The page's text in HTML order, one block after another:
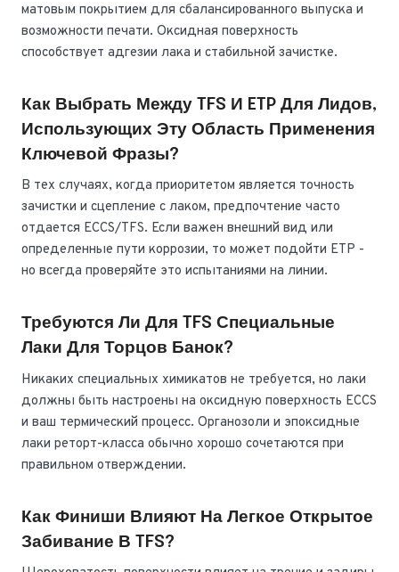
матовым покрытием для сбалансированного выпуска и
возможности печати. Оксидная поверхность
способствует адгезии лака и стабильной зачистке.
Как Выбрать Между TFS И ETP Для Лидов,
Использующих Эту Область Применения
Ключевой Фразы?
В тех случаях, когда приоритетом является точность
зачистки и сцепление с лаком, предпочтение часто
отдается ECCS/TFS. Если важен внешний вид или
определенные пути коррозии, то может подойти ETP -
но всегда проверяйте это испытаниями на линии.
Требуются Ли Для TFS Специальные
Лаки Для Торцов Банок?
Никаких специальных химикатов не требуется, но лаки
должны быть настроены на оксидную поверхность ECCS
и ваш термический процесс. Органозоли и эпоксидные
лаки реторт-класса обычно хорошо сочетаются при
правильном отверждении.
Как Финиши Влияют На Легкое Открытое
Забивание В TFS?